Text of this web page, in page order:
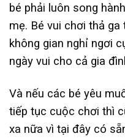
bé phải luôn song
mẹ. Bé vui chơi thả
không gian nghỉ ngơi
ngày vui cho cả gia
Và nếu các bé yêu
tiếp tục cuộc chơi thì
xa nữa vì tại đây có